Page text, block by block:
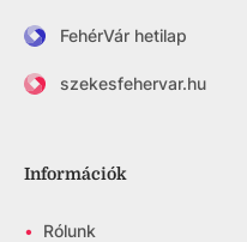
FehérVár hetilap
szekesfehervar.hu
Információk
• Rólunk